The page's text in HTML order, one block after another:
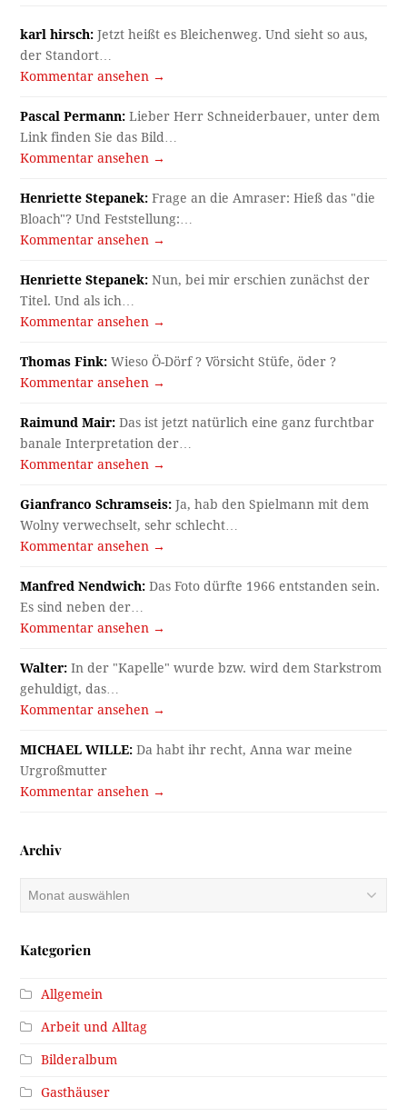
karl hirsch: Jetzt heißt es Bleichenweg. Und sieht so aus,
der Standort…
Kommentar ansehen →
Pascal Permann: Lieber Herr Schneiderbauer, unter dem
Link finden Sie das Bild…
Kommentar ansehen →
Henriette Stepanek: Frage an die Amraser: Hieß das "die
Bloach"? Und Feststellung:…
Kommentar ansehen →
Henriette Stepanek: Nun, bei mir erschien zunächst der
Titel. Und als ich…
Kommentar ansehen →
Thomas Fink: Wieso Ö-Dörf ? Vörsicht Stüfe, öder ?
Kommentar ansehen →
Raimund Mair: Das ist jetzt natürlich eine ganz furchtbar
banale Interpretation der…
Kommentar ansehen →
Gianfranco Schramseis: Ja, hab den Spielmann mit dem
Wolny verwechselt, sehr schlecht…
Kommentar ansehen →
Manfred Nendwich: Das Foto dürfte 1966 entstanden sein.
Es sind neben der…
Kommentar ansehen →
Walter: In der "Kapelle" wurde bzw. wird dem Starkstrom
gehuldigt, das…
Kommentar ansehen →
MICHAEL WILLE: Da habt ihr recht, Anna war meine
Urgroßmutter
Kommentar ansehen →
Archiv
Archiv
Kategorien
Allgemein
Arbeit und Alltag
Bilderalbum
Gasthäuser